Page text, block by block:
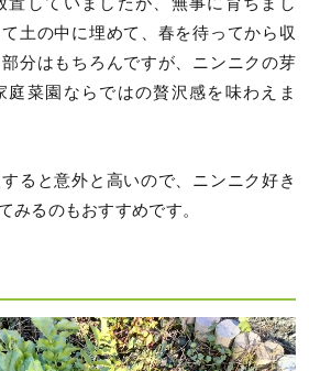
土の中に埋めて、春を待ってから収
分はもちろんですが、ニンニクの芽
庭菜園ならではの贅沢感を味わえま
ると意外と高いので、ニンニク好き
みるのもおすすめです。